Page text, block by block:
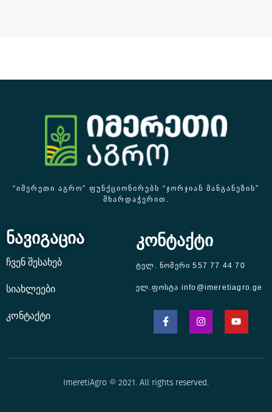
“ᲘᲛᲔᲠᲔᲗᲘ ᲐᲒᲠᲝ” ᲤᲣᲜᲥᲪᲘᲝᲜᲘᲠᲔᲑᲡ “ᲯᲝᲠᲯᲘᲐᲜ ᲛᲐᲜᲒᲐᲜᲔᲖᲘᲡ”
ᲛᲮᲐᲠᲓᲐᲭᲔᲠᲘᲗ.
ნავიგაცია
ჩვენ შესახებ
სიახლეები
კონტაქტი
კონტაქტი
ტელ. ნომერი 557 77 44 70
ელ.ფოსტა info@imeretiagro.ge
ImeretiAgro © 2021. All rights reserved.